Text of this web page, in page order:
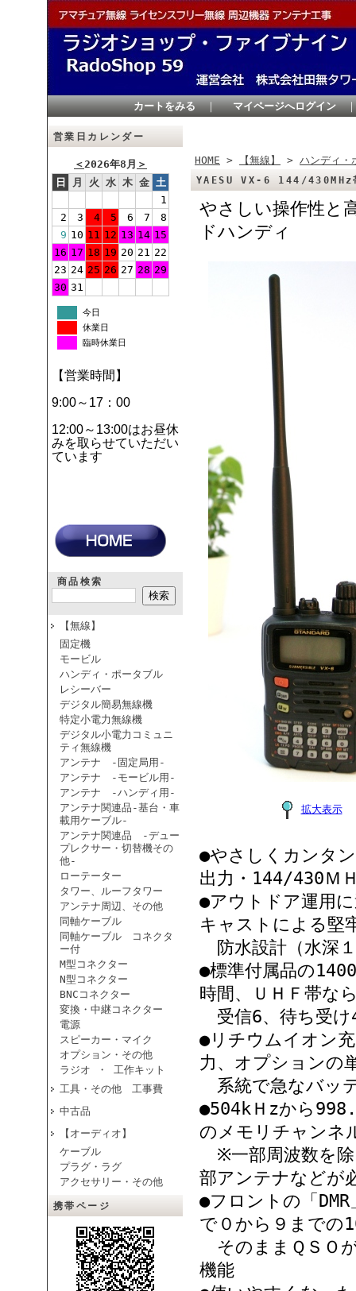
カートをみる ｜ マイページへログイン
営業日カレンダー
＜2026年8月 ＞
日
月 火 水 木 金 土
1
2
3 4 5 6 7
8
9 10 11 12 13 14 15
16 17 18 19 20 21 22
23 24 25 26 27 28 29
30 31
今日
休業日
臨時休業日
【営業時間】
9:00～17：00
12:00～13:00はお昼休
みを取らせていただい
ています
商品検索
【無線】
固定機
モービル
ハンディ・ポータブル
レシーバー
デジタル簡易無線機
特定小電力無線機
デジタル小電力コミュニ
ティ無線機
アンテナ -固定局用-
アンテナ -モービル用-
アンテナ -ハンディ用-
アンテナ関連品-基台・車
載用ケーブル-
アンテナ関連品 -デュー
プレクサー・切替機その
他-
ローテーター
タワー、ルーフタワー
アンテナ周辺、その他
同軸ケーブル
同軸ケーブル コネクタ
ー付
M型コネクター
N型コネクター
BNCコネクター
変換・中継コネクター
電源
スピーカー・マイク
オプション・その他
ラジオ ・ 工作キット
工具・その他 工事費
中古品
【オーディオ】
ケーブル
プラグ・ラグ
アクセサリー・その他
携帯ページ
HOME > 【無線】 > ハンディ・
YAESU VX-6 144/
やさしい操作性と
ドハンディ
拡大表示
●やさしくカンタ
出力・144/430Ｍ
●アウトドア運用
キャストによる堅
防水設計（水深
●標準付属品の
時間、ＵＨＦ帯な
受信6、待ち受け
●リチウムイオン
力、オプションの
系統で急なバッ
●504kＨzから
のメモリチャンネ
※一部周波数を
部アンテナなどが
●フロントの「
で０から９までの
そのままＱＳＯ
機能